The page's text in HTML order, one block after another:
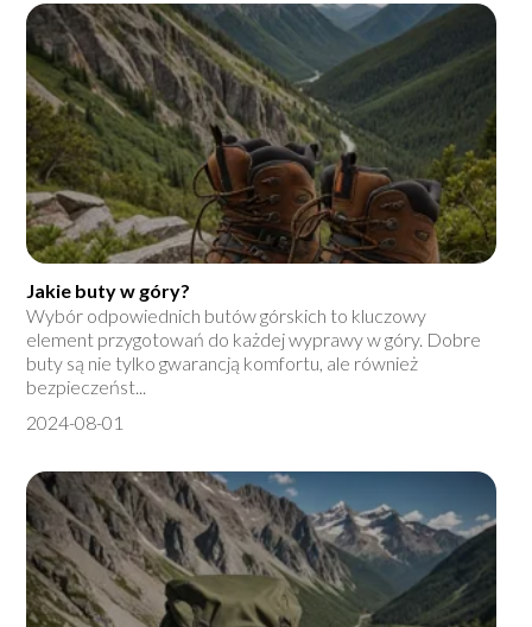
Jakie buty w góry?
Wybór odpowiednich butów górskich to kluczowy
element przygotowań do każdej wyprawy w góry. Dobre
buty są nie tylko gwarancją komfortu, ale również
bezpieczeńst...
2024-08-01